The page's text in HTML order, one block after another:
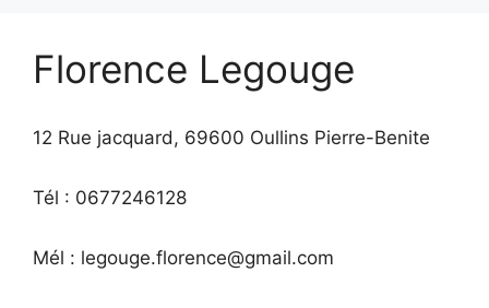
Florence Legouge
12 Rue jacquard, 69600 Oullins Pierre-Benite
Tél : 0677246128
Mél : legouge.florence@gmail.com